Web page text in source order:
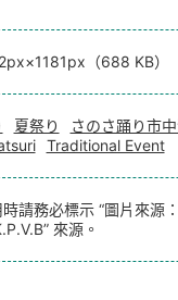
（688 KB）
夏祭り さのさ踊り市
Traditional Event
請務必標示 “圖片來源
來源。